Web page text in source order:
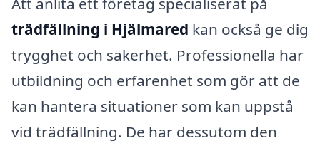
trädfällning i Hjälmared kan också ge dig
trygghet och säkerhet. Professionella har
utbildning och erfarenhet som gör att de
kan hantera situationer som kan uppstå
vid trädfällning. De har dessutom den